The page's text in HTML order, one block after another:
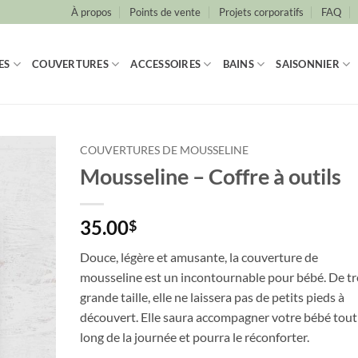
À propos Points de vente Projets corporatifs FAQ
COUVERTURES ACCESSOIRES BAINS SAISONNIER
COUVERTURES DE MOUSSELINE
Mousseline – Coffre à outils
35.00$
Douce, légère et amusante, la couverture de
mousseline est un incontournable pour bébé. De
grande taille, elle ne laissera pas de petits pieds à
découvert. Elle saura accompagner votre bébé
long de la journée et pourra le réconforter.